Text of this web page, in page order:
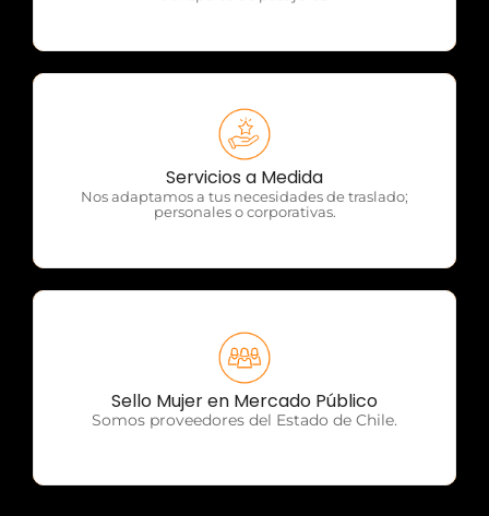
Servicios a Medida
Nos adaptamos a tus necesidades de traslado;
personales o corporativas.
OTP Servicios
Sello Mujer en Mercado Público
Somos proveedores del Estado de Chile.
OTP Servicios